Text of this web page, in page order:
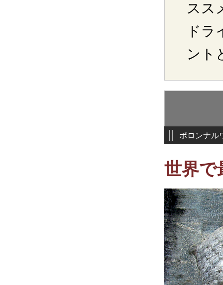
スス
ド
ント
ポロンナル
世界で